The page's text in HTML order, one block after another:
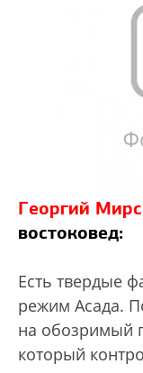
Георгий
востоковед:
Есть твердые
режим Асада.
на обозримый
который